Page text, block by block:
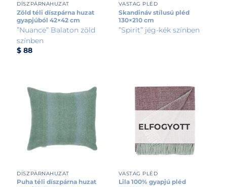
DÍSZPÁRNAHUZAT
Zöld téli díszpárna huzat
gyapjúból 42×42 cm
”Nuance” Balaton zöld
színben
$ 88
VASTAG PLÉD
Skandináv stílusú pléd
130×210 cm
”Spirit” jég-kék színben
DÍSZPÁRNAHUZAT
Puha téli díszpárna huzat
ELFOGYOTT
VASTAG PLÉD
Lila 100% gyapjú pléd